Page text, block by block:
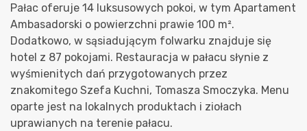
Pałac oferuje 14 luksusowych pokoi, w tym Apartament
Ambasadorski o powierzchni prawie 100 m².
Dodatkowo, w sąsiadującym folwarku znajduje się
hotel z 87 pokojami. Restauracja w pałacu słynie z
wyśmienitych dań przygotowanych przez
znakomitego Szefa Kuchni, Tomasza Smoczyka. Menu
oparte jest na lokalnych produktach i ziołach
uprawianych na terenie pałacu.